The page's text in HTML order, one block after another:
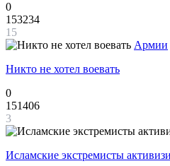
0
153234
15
Армии
Никто не хотел воевать
0
151406
3
Исламские экстремисты